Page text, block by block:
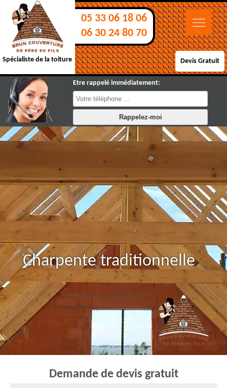
Spécialiste de la toiture
05 33 06 18 06
06 30 24 80 70
Devis Gratuit
Etre rappelé immédiatement:
Charpente traditionnelle
Demande de devis gratuit